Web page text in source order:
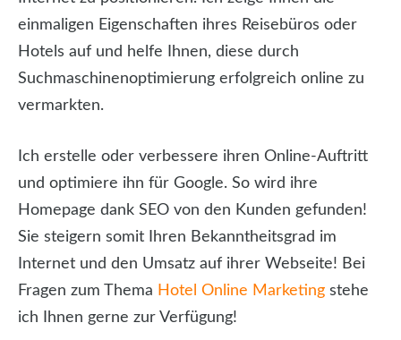
einmaligen Eigenschaften ihres Reisebüros oder
Hotels auf und helfe Ihnen, diese durch
Suchmaschinenoptimierung erfolgreich online zu
vermarkten.
Ich erstelle oder verbessere ihren Online-Auftritt
und optimiere ihn für Google. So wird ihre
Homepage dank SEO von den Kunden gefunden!
Sie steigern somit Ihren Bekanntheitsgrad im
Internet und den Umsatz auf ihrer Webseite! Bei
Fragen zum Thema Hotel Online Marketing stehe
ich Ihnen gerne zur Verfügung!